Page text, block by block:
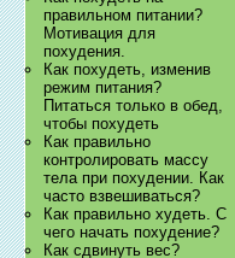
правильном питании?
Мотивация для
похудения.
Как похудеть, изменив
режим питания?
Питаться только в обед,
чтобы похудеть
Как правильно
контролировать массу
тела при похудении. Как
часто взвешиваться?
Как правильно худеть. С
чего начать похудение?
Как сдвинуть вес?